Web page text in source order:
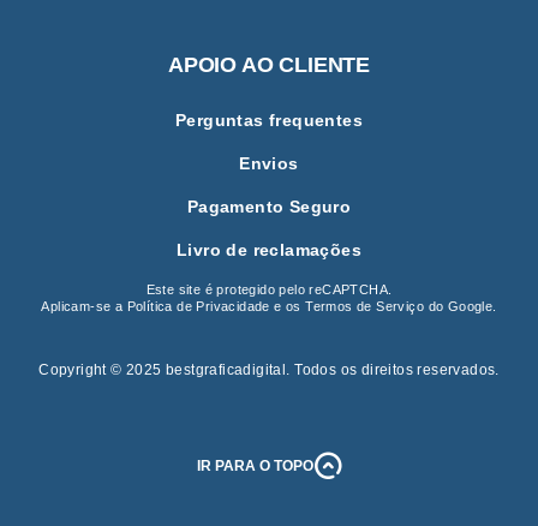
APOIO AO CLIENTE
Perguntas frequentes
Envios
Pagamento Seguro
Livro de reclamações
Este site é protegido pelo reCAPTCHA.
Aplicam-se a Política de Privacidade e osTermos de Serviço do Google.
Copyright © 2025 bestgraficadigital . Todos os direitos reservados.
IR PARA O TOPO